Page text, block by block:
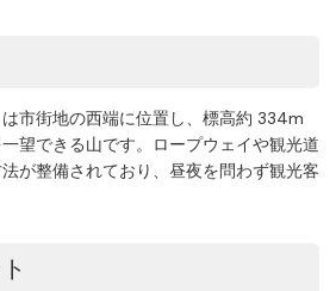
市街地の西端に位置し、標高約 334m
望できる山です。ロープウェイや観光道
が整備されており、昼夜を問わず観光客